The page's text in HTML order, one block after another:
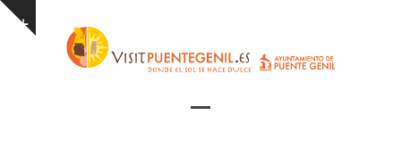
Skip
Show